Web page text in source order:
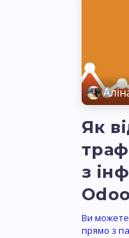
Як
з
Odoo
Ви можете
прямо з